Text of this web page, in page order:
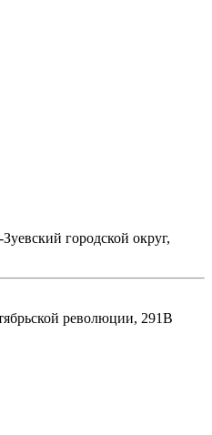
городской округ,
революции, 291В